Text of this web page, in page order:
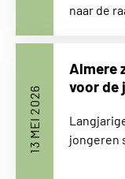
naar de
Almere
voor de
13 MEI 2026
jongeren